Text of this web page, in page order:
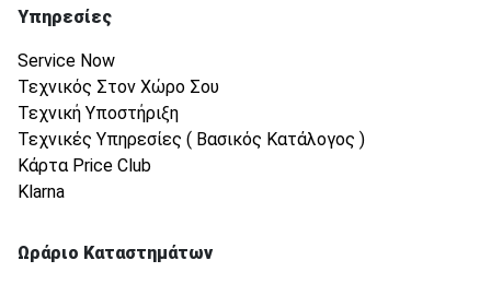
Υπηρεσίες
Service Now
Τεχνικός Στον Χώρο Σου
Τεχνική Υποστήριξη
Τεχνικές Υπηρεσίες ( Βασικός Κατάλογος )
Κάρτα Price Club
Klarna
Ωράριο Καταστημάτων